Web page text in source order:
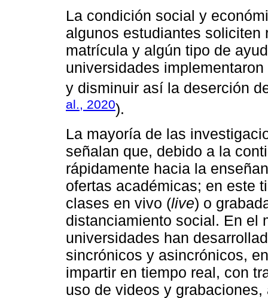
La condición social y
algunos estudiantes
matrícula y algún tipo de
universidades
y disminuir así la deserción
al., 2020).
La mayoría de las
señalan que, debido a la
rápidamente hacia la
ofertas académicas; en este
clases en vivo (live) o
distanciamiento social. En el
universidades han
sincrónicos y asincrónicos,
impartir en tiempo real, con
uso de videos y